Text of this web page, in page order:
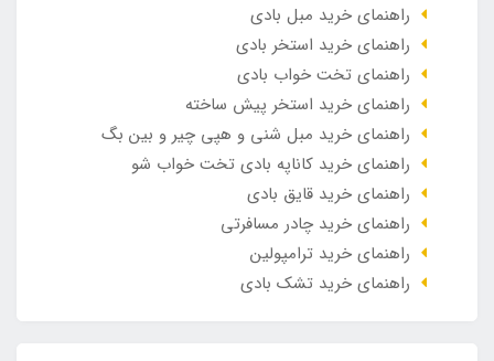
راهنمای خرید مبل بادی
راهنمای خرید استخر بادی
راهنمای تخت خواب بادی
راهنمای خرید استخر پیش ساخته
راهنمای خرید مبل شنی و هپی چیر و بین بگ
راهنمای خرید کاناپه بادی تخت خواب شو
راهنمای خرید قایق بادی
راهنمای خرید چادر مسافرتی
راهنمای خرید ترامپولین
راهنمای خرید تشک بادی